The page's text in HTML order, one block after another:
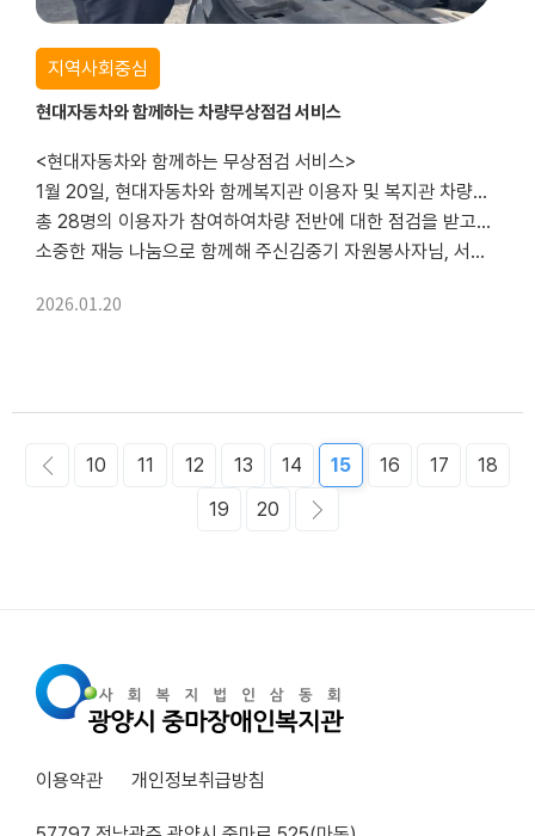
지역사회중심
현대자동차와 함께하는 차량무상점검 서비스
<현대자동차와 함께하는 무상점검 서비스>
1월 20일, 현대자동차와 함께복지관 이용자 및 복지관 차량을 대상으로자동차 무상점검 서비스를 진행했습니다.
총 28명의 이용자가 참여하여차량 전반에 대한 점검을 받고보다 안전한 이동을 지원받을 수 있었습니다.
소중한 재능 나눔으로 함께해 주신김중기 자원봉사자님, 서봉수 자원봉사자님께진심으로 감사드립...
2026.01.20
10 11 12 13 14 15 16 17
18
19
20
이용약관 개인정보취급방침